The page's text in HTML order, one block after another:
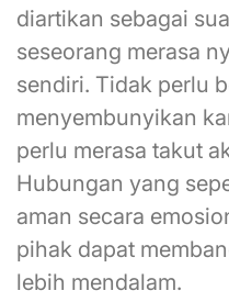
diartikan sebagai
seseorang merasa
sendiri. Tidak perlu
menyembunyikan
perlu merasa takut
Hubungan yang
aman secara
pihak dapat
lebih mendalam.